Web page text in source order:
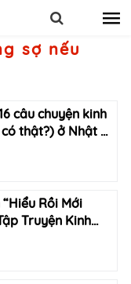
sợ nếu
câu chuyện kinh
thật?) ở Nhật …
Rồi Mới
Truyện Kinh…